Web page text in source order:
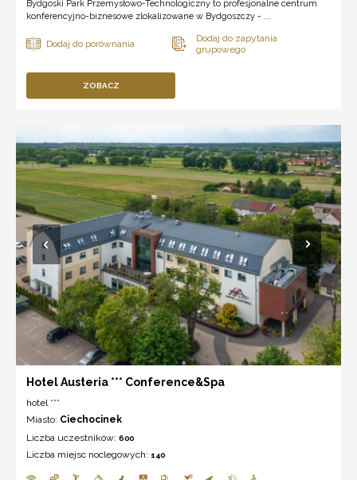
Bydgoski Park Przemysłowo-Technologiczny to profesjonalne centrum
konferencyjno-biznesowe zlokalizowane w Bydgoszczy - ...
ZOBACZ
Hotel Austeria *** Conference&Spa
hotel ***
Miasto: Ciechocinek
Liczba uczestników: 600
Liczba miejsc noclegowych: 140